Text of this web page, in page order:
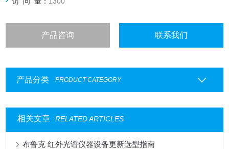
产品咨询 联系我们
产品分类 PRODUCT CATEGORY
相关文章 RELATED ARTICLES
布鲁克 红外光谱仪器设备更新选型指南